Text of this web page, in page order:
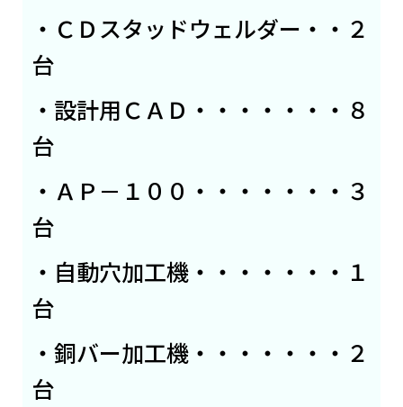
・ＣＤスタッドウェルダー・・２
台
・設計用ＣＡＤ・・・・・・・８
台
・ＡＰ－１００・・・・・・・３
台
・自動穴加工機・・・・・・・１
台
・銅バー加工機・・・・・・・２
台